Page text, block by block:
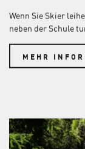
Wenn Sie Skier
neben der Schule
MEHR